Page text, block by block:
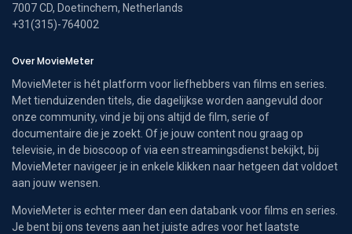
7007 CD, Doetinchem, Netherlands
+31(315)-764002
Over MovieMeter
MovieMeter is hét platform voor liefhebbers van films en series.
Met tienduizenden titels, die dagelijkse worden aangevuld door
onze community, vind je bij ons altijd de film, serie of
documentaire die je zoekt. Of je jouw content nou graag op
televisie, in de bioscoop of via een streamingsdienst bekijkt, bij
MovieMeter navigeer je in enkele klikken naar hetgeen dat voldoet
aan jouw wensen.
MovieMeter is echter meer dan een databank voor films en series.
Je bent bij ons tevens aan het juiste adres voor het laatste